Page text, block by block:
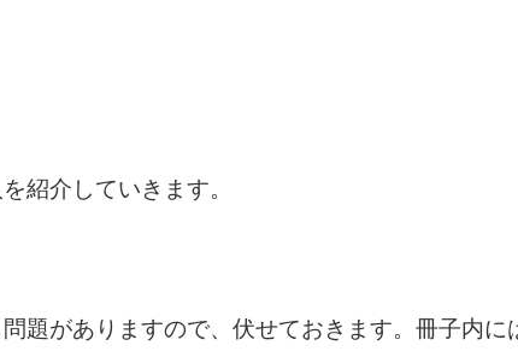
紹介していきます。
題がありますので、伏せておきます。冊子内に